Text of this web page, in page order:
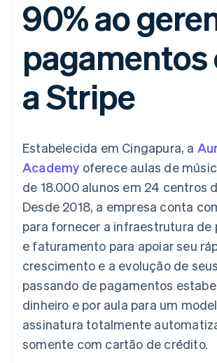
Formas de
pagamento
de 125
Terminal
Pagamentos
presenciais
Authorization
de aceitação
Checkout
acelerado
Connections
Dados de
vinculadas
Automação
contábil
Relatórios
personalizados
Sincronização
de dados
Product roadmap
Veja o que está chegando
Radar
Marketplaces
Gestão dos valores
Plataformas
Por setor
Economia de criadores
Jogos
Hospitalidade, viagens
Seguros
Mídia e entretenimento
Organizações sem fins
lucrativos
Serviços profissionais
Setor público
Varejo
Ecossistema
Gerenciar assinaturas
Ofereça cobrança por
uso
Emita cartões
respaldados por
stablecoins
serviços com agentes
Recursos
Integrações de
Exemplos de códigos
Blog de
desenvolvedores
Status da API
Plano de ação do
produto
Conferência anual das
sessões
Carreiras
Stripe Press
Contato
Fale com a equipe de
vendas
Seja um parceiro
90% ao
pagamentos
a Stripe
Estabelecida em Cingapura, a
Academy oferece aulas de
de 18.000 alunos em 24 centros
Desde 2018, a empresa conta
para fornecer a infraestrutura de
e faturamento para apoiar seu
crescimento e a evolução de
passando de pagamentos
dinheiro e por aula para um
assinatura totalmente
somente com cartão de crédito.